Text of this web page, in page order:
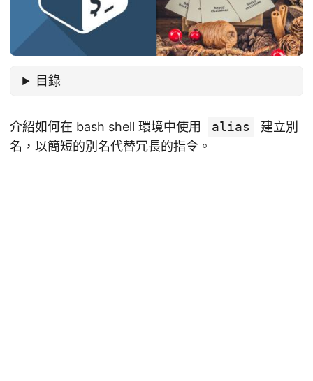
目錄
介紹如何在 bash shell 環境中使用 alias
建立別
名，以簡短的別名代替冗長的指令。